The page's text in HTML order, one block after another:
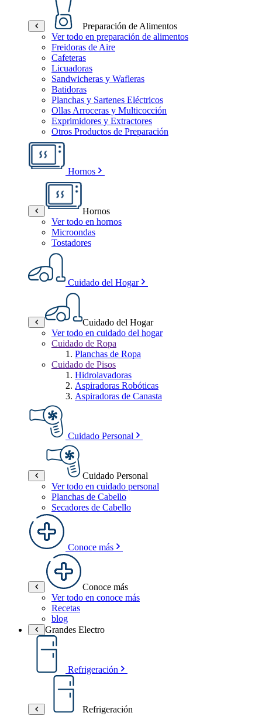
Preparación de Alimentos
Ver todo en preparación de alimentos
Freidoras de Aire
Cafeteras
Licuadoras
Sandwicheras y Wafleras
Batidoras
Planchas y Sartenes Eléctricos
Ollas Arroceras y Multicocción
Exprimidores y Extractores
Otros Productos de Preparación
Hornos
Hornos
Ver todo en hornos
Microondas
Tostadores
Cuidado del Hogar
Cuidado del Hogar
Ver todo en cuidado del hogar
Cuidado de Ropa
Planchas de Ropa
Cuidado de Pisos
Hidrolavadoras
Aspiradoras Robóticas
Aspiradoras de Canasta
Cuidado Personal
Cuidado Personal
Ver todo en cuidado personal
Planchas de Cabello
Secadores de Cabello
Conoce más
Conoce más
Ver todo en conoce más
Recetas
blog
Grandes Electro
Refrigeración
Refrigeración